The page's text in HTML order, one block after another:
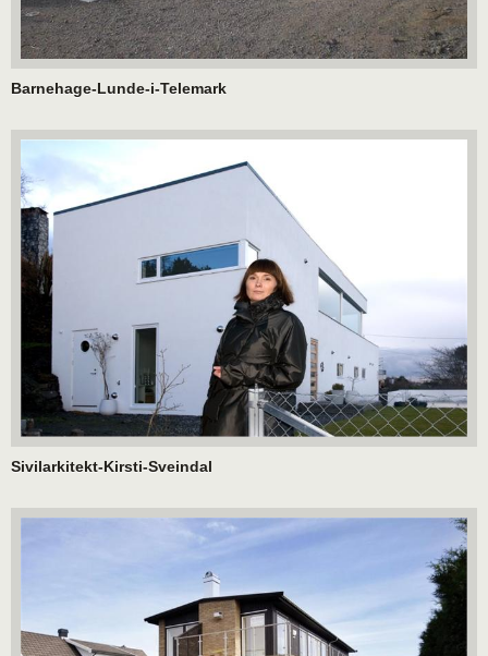
Barnehage-Lunde-i-Telemark
Sivilarkitekt-Kirsti-Sveindal